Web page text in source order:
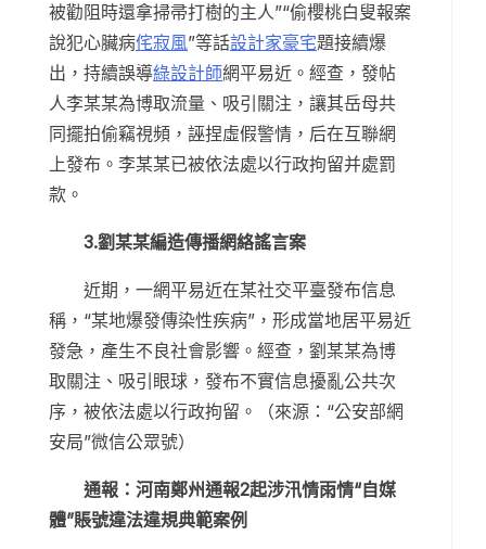
被勸阻時還拿掃帚打樹的主人”“偷櫻桃白叟報案
說犯心臟病侘寂風”等話設計家豪宅題接續爆
出，持續誤導綠設計師網平易近。經查，發帖
人李某某為博取流量、吸引關注，讓其岳母共
同擺拍偷竊視頻，誣捏虛假警情，后在互聯網
上發布。李某某已被依法處以行政拘留并處罰
款。
3.劉某某編造傳播網絡謠言案
近期，一網平易近在某社交平臺發布信息
稱，“某地爆發傳染性疾病”，形成當地居平易近
發急，產生不良社會影響。經查，劉某某為博
取關注、吸引眼球，發布不實信息擾亂公共次
序，被依法處以行政拘留。（來源：“公安部網
安局”微信公眾號）
通報：河南鄭州通報2起涉汛情雨情“自媒
體”賬號違法違規典範案例